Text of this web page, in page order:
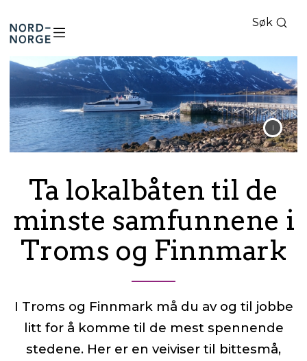
Nord-
Norge
Søk
Ta lokalbåten til de
minste samfunnene i
Troms og Finnmark
I Troms og Finnmark må du av og til jobbe
litt for å komme til de mest spennende
stedene. Her er en veiviser til bittesmå,